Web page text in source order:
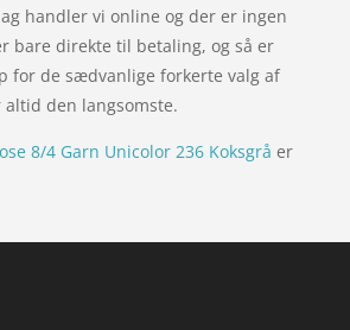
handler vi online og der er ingen
bare direkte til betaling, og så er
for de sædvanlige forkerte valg af
den langsomste.
8/4 Garn Unicolor 236 Koksgrå er